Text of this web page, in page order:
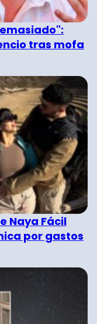
tras mofa
Naya Fácil
por gastos